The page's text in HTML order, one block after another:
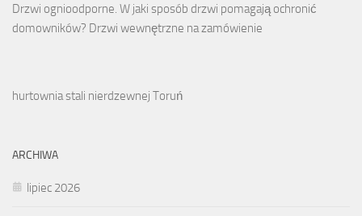
Drzwi ognioodporne. W jaki sposób drzwi pomagają ochronić
domowników? Drzwi wewnętrzne na zamówienie
hurtownia stali nierdzewnej Toruń
ARCHIWA
lipiec 2026